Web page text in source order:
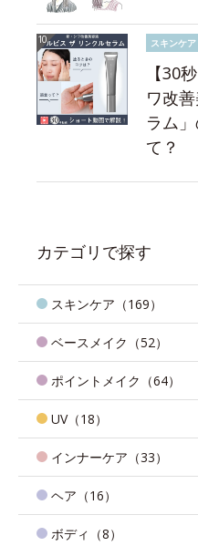
スキンケア
【30
ワ改
ラム
て？
カテゴリで探す
スキンケア（169）
ベースメイク（52）
ポイントメイク（64）
UV（18）
インナーケア（33）
ヘア（16）
ボディ（8）